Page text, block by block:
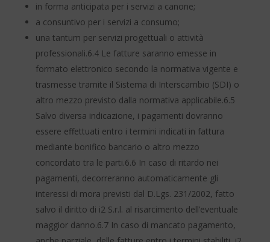
in forma anticipata per i servizi a canone;
a consuntivo per i servizi a consumo;
una tantum per servizi progettuali o attività
professionali.6.4 Le fatture saranno emesse in
formato elettronico secondo la normativa vigente e
trasmesse tramite il Sistema di Interscambio (SDI) o
altro mezzo previsto dalla normativa applicabile.6.5
Salvo diversa indicazione, i pagamenti dovranno
essere effettuati entro i termini indicati in fattura
mediante bonifico bancario o altro mezzo
concordato tra le parti.6.6 In caso di ritardo nei
pagamenti, decorreranno automaticamente gli
interessi di mora previsti dal D.Lgs. 231/2002, fatto
salvo il diritto di i2 S.r.l. al risarcimento dell’eventuale
maggior danno.6.7 In caso di mancato pagamento,